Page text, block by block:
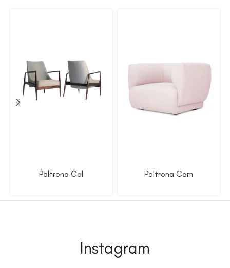
Poltrona Cal Poltrona Com
Instagram